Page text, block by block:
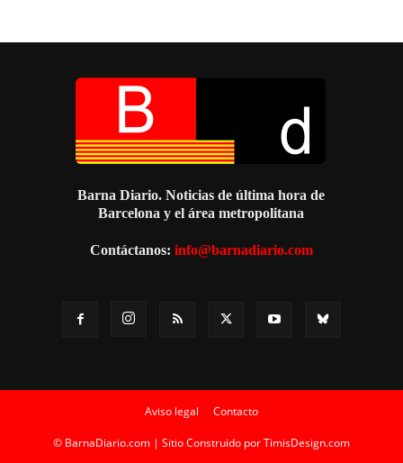
Barna Diario. Noticias de última hora de
Barcelona y el área metropolitana
Contáctanos: info@barnadiario.com
Aviso legal Contacto
© BarnaDiario.com | Sitio Construido porTimisDesign.com